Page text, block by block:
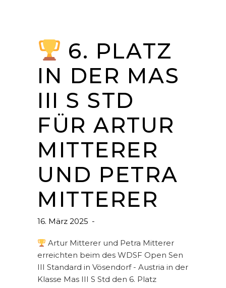
6. PLATZ
IN DER MAS
III S STD
FÜR ARTUR
MITTERER
UND PETRA
MITTERER
16. März 2025
Artur Mitterer und Petra Mitterer
erreichten beim des WDSF Open Sen
III Standard in Vösendorf - Austria in der
Klasse Mas III S Std den 6. Platz